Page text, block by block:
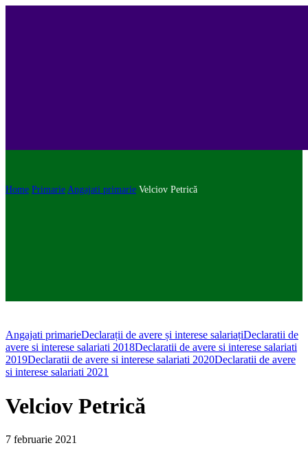
Home Primarie Angajati primarie Velciov Petrică
Angajati primarieDeclarații de avere și interese salariațiDeclaratii de
avere si interese salariati 2018Declaratii de avere si interese salariati
2019Declaratii de avere si interese salariati 2020Declaratii de avere
si interese salariati 2021
Velciov Petrică
7 februarie 2021